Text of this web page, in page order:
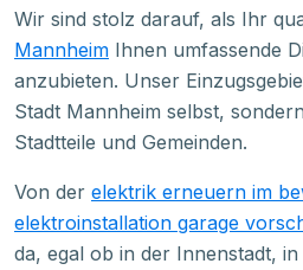
Wir sind stolz darauf, als Ihr
Mannheim Ihnen umfassende
anzubieten. Unser
Stadt Mannheim selbst,
Stadtteile und Gemeinden.
Von der elektrik erneuern im
elektroinstallation garage
da, egal ob in der Innenstadt,